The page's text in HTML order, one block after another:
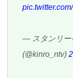
— スタンリー
(@kinro_ntv)